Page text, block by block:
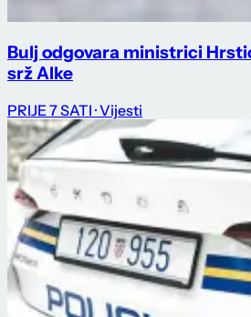
Bulj odgovara ministrici
srž Alke
PRIJE 7 SATI · Vijesti